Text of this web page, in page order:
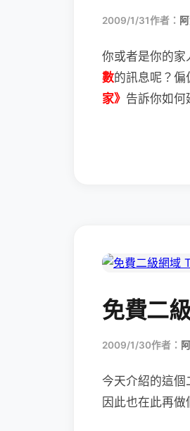
2009/1/31作者：
你或者是你的家
數的訊息呢？ 偏
家》 告訴你如何
免費二
2009/1/30作者：
今天介紹的這個
因此也在此再